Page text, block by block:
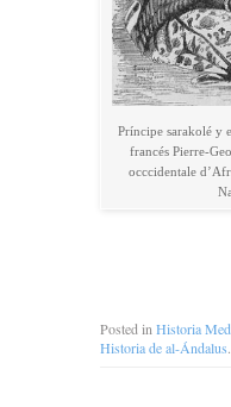
Príncipe sarakolé y
francés Pierre-
occcidentale
Posted in Historia
Historia de al-Ándalus.